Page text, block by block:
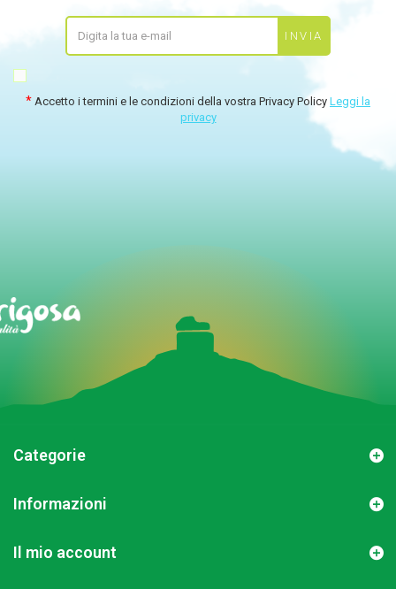
Accetto i termini e le condizioni della vostra Privacy Policy Leggi la
privacy
Categorie
Informazioni
Il mio account